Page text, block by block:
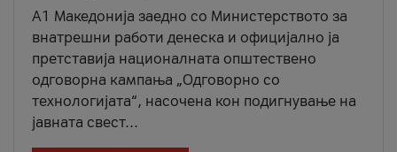
A1 Македонија заедно со Министерството за
внатрешни работи денеска и официјално ја
претставија националната општествено
одговорна кампања „Одговорно со
технологијата“, насочена кон подигнување на
јавната свест...